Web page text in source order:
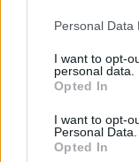
Please note that
not limited to your
grant or deny
use your data for
consent section.
Personal Data
I want to opt-
personal data.
Opted In
I want to opt-
Personal Data.
Opted In